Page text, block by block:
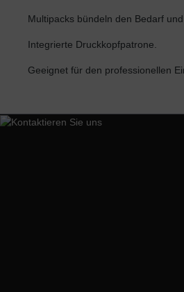
Multipacks bündeln den Bedarf
Integrierte Druckkopfpatrone.
Geeignet für den professionellen